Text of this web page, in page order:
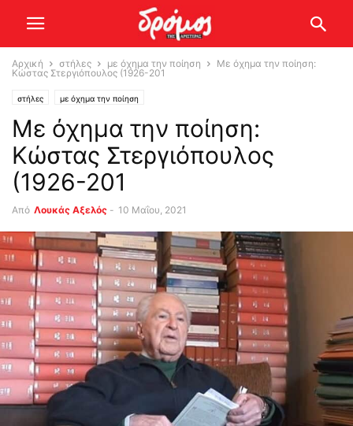
Αρχική στήλες με όχημα την ποίηση
Με όχημα την ποίηση:
Κώστας Στεργιόπουλος (1926-201
στήλες με όχημα την ποίηση
Με όχημα την ποίηση:
Κώστας Στεργιόπουλος
(1926-201
Από Λουκάς Αξελός - 10 Μαΐου, 2021